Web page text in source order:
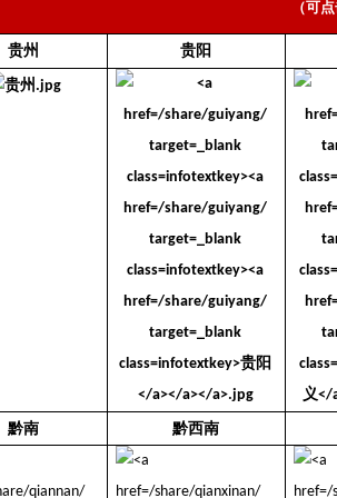
（可
贵州 贵阳
黔南 黔西南